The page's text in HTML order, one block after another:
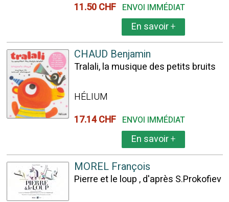
11.50 CHF ENVOI IMMÉDIAT
En savoir+
CHAUD Benjamin
Tralali, la musique des petits bruits
HÉLIUM
17.14 CHF ENVOI IMMÉDIAT
En savoir+
MOREL François
Pierre et le loup , d'après S.Prokofiev